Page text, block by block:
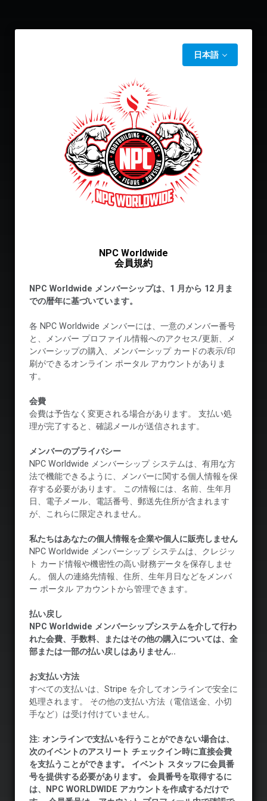
日本語
NPC Worldwide
会員規約
NPC Worldwide メンバーシップは、1 月から 12 月ま
での暦年に基づいています。
各 NPC Worldwide メンバーには、一意のメンバー番号
と、メンバー プロファイル情報へのアクセス/更新、メ
ンバーシップの購入、メンバーシップ カードの表示/印
刷ができるオンライン ポータル アカウントがありま
す。
会費
会費は予告なく変更される場合があります。 支払い処
理が完了すると、確認メールが送信されます。
メンバーのプライバシー
NPC Worldwide メンバーシップ システムは、有用な方
法で機能できるように、メンバーに関する個人情報を保
存する必要があります。 この情報には、名前、生年月
日、電子メール、電話番号、郵送先住所が含まれます
が、これらに限定されません。
私たちはあなたの個人情報を企業や個人に販売しません
NPC Worldwide メンバーシップ システムは、クレジッ
ト カード情報や機密性の高い財務データを保存しませ
ん。 個人の連絡先情報、住所、生年月日などをメンバ
ー ポータル アカウントから管理できます。
払い戻し
NPC Worldwide メンバーシップシステムを介して行わ
れた会費、手数料、またはその他の購入については、全
部または一部の払い戻しはありません..
お支払い方法
すべての支払いは、Stripe を介してオンラインで安全に
処理されます。 その他の支払い方法（電信送金、小切
手など）は受け付けていません。
注: オンラインで支払いを行うことができない場合は、
次のイベントのアスリート チェックイン時に直接会費
を支払うことができます。 イベント スタッフに会員番
号を提供する必要があります。 会員番号を取得するに
は、NPC WORLDWIDE アカウントを作成するだけで